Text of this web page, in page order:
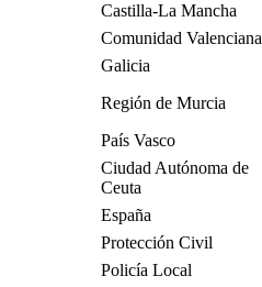
Castilla-La Mancha
Comunidad Valenciana
Galicia
Región de Murcia
País Vasco
Ciudad Autónoma de
Ceuta
España
Protección Civil
Policía Local